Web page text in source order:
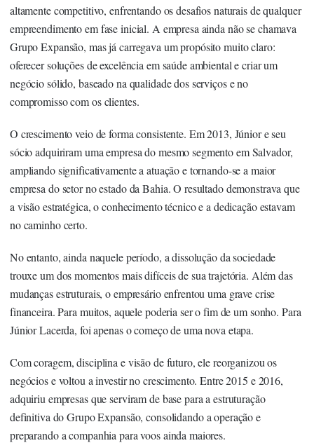
altamente competitivo, enfrentando os desafios naturais de qualquer
empreendimento em fase inicial. A empresa ainda não se chamava
Grupo Expansão, mas já carregava um propósito muito claro:
oferecer soluções de excelência em saúde ambiental e criar um
negócio sólido, baseado na qualidade dos serviços e no
compromisso com os clientes.
O crescimento veio de forma consistente. Em 2013, Júnior e seu
sócio adquiriram uma empresa do mesmo segmento em Salvador,
ampliando significativamente a atuação e tornando-se a maior
empresa do setor no estado da Bahia. O resultado demonstrava que
a visão estratégica, o conhecimento técnico e a dedicação estavam
no caminho certo.
No entanto, ainda naquele período, a dissolução da sociedade
trouxe um dos momentos mais difíceis de sua trajetória. Além das
mudanças estruturais, o empresário enfrentou uma grave crise
financeira. Para muitos, aquele poderia ser o fim de um sonho. Para
Júnior Lacerda, foi apenas o começo de uma nova etapa.
Com coragem, disciplina e visão de futuro, ele reorganizou os
negócios e voltou a investir no crescimento. Entre 2015 e 2016,
adquiriu empresas que serviram de base para aestruturação
definitiva do Grupo Expansão, consolidando a operação e
preparando a companhia para voos ainda maiores.